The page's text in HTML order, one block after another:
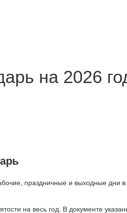
на 2026
праздничные и выходные дни
на весь год. В документе